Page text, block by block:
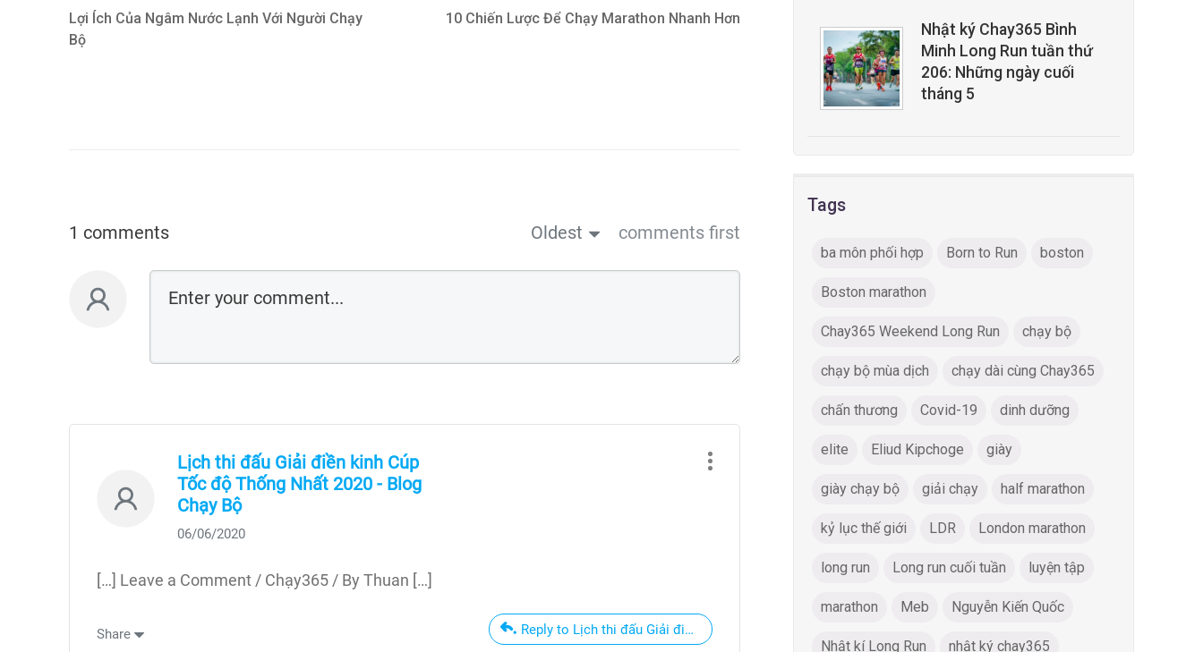
Nhật ký Chay365 Bình
Minh Long Run tuần thứ
206: Những ngày cuối
tháng 5
Tags
ba môn phối hợp Born to Run boston
Boston marathon
Chay365 Weekend Long Run chạy bộ
chạy bộ mùa dịch chạy dài cùng Chay365
chấn thương Covid-19 dinh dưỡng
elite Eliud Kipchoge giày
giày chạy bộ giải chạy half marathon
kỷ lục thế giới LDR London marathon
long run Long run cuối tuần luyện tập
marathon Meb Nguyễn Kiến Quốc
Nhật kí Long Run nhật ký chay365
Lợi Ích Của Ngâm Nước Lạnh Với Người Chạy
Bộ
10 Chiến Lược Để Chạy Marathon Nhanh Hơn
1 comments Oldest comments first
Lịch thi đấu Giải điền kinh Cúp
Tốc độ Thống Nhất 2020 - Blog
Chạy Bộ
06/06/2020
[…] Leave a Comment / Chạy365 / By Thuan […]
Share Reply to Lịch thi đấu Giải điền kinh Cúp Tốc độ Thống Nhất 2020 - Blog Chạy Bộ